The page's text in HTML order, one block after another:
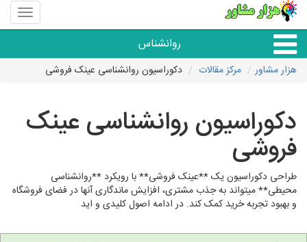
منوی
سایت
مشاور
روانشناس
گروه روانشناسی
هزار مشاور مرکز مقالات دکوراسیون روانشناسی عینک فروشی
دکوراسیون روانشناسی عینک
فروشی
طراحی دکوراسیون یک **عینک فروشی** با رویکرد **روانشناسی
محیطی** میتواند به جذب مشتری، افزایش ماندگاری آنها در فضای فروشگاه
و بهبود تجربه خرید کمک کند. در ادامه اصول کلیدی و اید